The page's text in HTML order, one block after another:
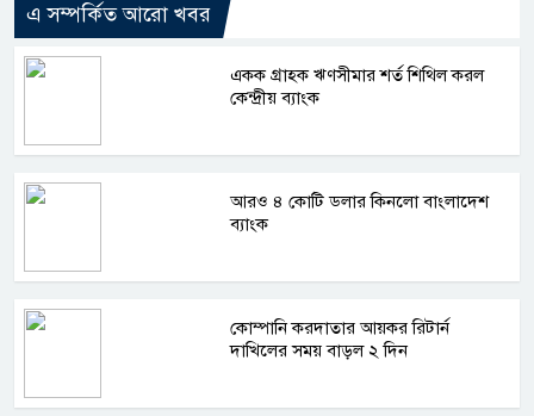
এ সম্পর্কিত আরো খবর
একক গ্রাহক ঋণসীমার শর্ত শিথিল করল
কেন্দ্রীয় ব্যাংক
আরও ৪ কোটি ডলার কিনলো বাংলাদেশ
ব্যাংক
কোম্পানি করদাতার আয়কর রিটার্ন
দাখিলের সময় বাড়ল ২ দিন